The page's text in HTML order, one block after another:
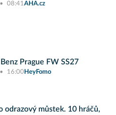
08:41AHA.cz
Prague FW SS27
16:00 HeyFomo
odrazový můstek. 10 hráčů,